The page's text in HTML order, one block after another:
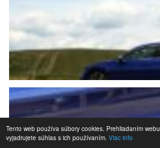
Tento web používa súbory cookies. Prehliadaním webu
vyjadrujete súhlas s ich používaním. Viac info